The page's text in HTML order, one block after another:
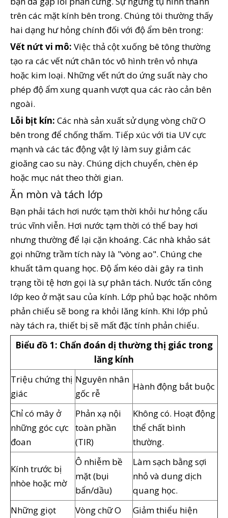
trên các mặt kính bên trong. Chúng tôi thường thấy
hai dạng hư hỏng chính đối với độ ẩm bên trong:
Vết nứt vi mô: Việc thả cột xuống bê tông thường
tạo ra các vết nứt chân tóc vô hình trên vỏ nhựa
hoặc kim loại. Những vết nứt do ứng suất này cho
phép độ ẩm xung quanh vượt qua các rào cản bên
ngoài.
Lỗi bịt kín: Các nhà sản xuất sử dụng vòng chữ O
bên trong để chống thấm. Tiếp xúc với tia UV cực
mạnh và các tác động vật lý làm suy giảm các
gioăng cao su này. Chúng dịch chuyển, chèn ép
hoặc mục nát theo thời gian.
Ăn mòn và tách lớp
Bạn phải tách hơi nước tạm thời khỏi hư hỏng cấu
trúc vĩnh viễn. Hơi nước tạm thời có thể bay hơi
nhưng thường để lại cặn khoáng. Các nhà khảo sát
gọi những trầm tích này là "vòng ao". Chúng che
khuất tâm quang học. Độ ẩm kéo dài gây ra tình
trạng tồi tệ hơn gọi là sự phân tách. Nước tấn công
lớp keo ở mặt sau của kính. Lớp phủ bạc hoặc nhôm
phản chiếu sẽ bong ra khỏi lăng kính. Khi lớp phủ
này tách ra, thiết bị sẽ mất đặc tính phản chiếu.
Biểu đồ 1: Chẩn đoán dị thường thị giác trong
lăng kính
Triệu chứng thị
giác
Nguyên nhân
gốc rễ
Hành động bắt buộc
Chỉ có mây ở
những góc cực
đoan
Phản xạ nội
toàn phần
(TIR)
Không có. Hoạt động
thể chất bình
thường.
Kính trước bị
nhòe hoặc mờ
Ô nhiễm bề
mặt (bụi
bẩn/dầu)
Làm sạch bằng sợi
nhỏ và dung dịch
quang học.
Những giọt
Vòng chữ O
Giảm thiểu hiện